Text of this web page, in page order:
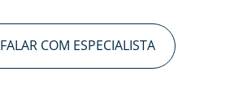
FALAR COM ESPECIALISTA